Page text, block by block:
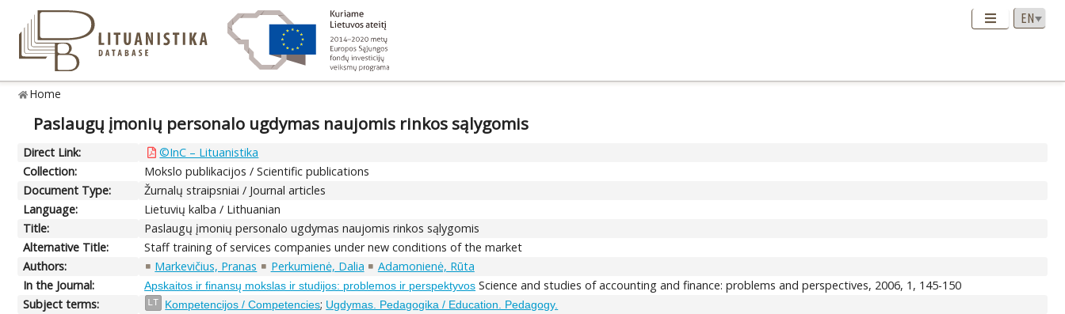
Home
Paslaugų įmonių personalo ugdymas naujomis rinkos sąlygomis
Direct Link:
©InC – Lituanistika
Collection:
Mokslo publikacijos / Scientific publications
Document Type:
Žurnalų straipsniai / Journal articles
Language:
Lietuvių kalba / Lithuanian
Title:
Paslaugų įmonių personalo ugdymas naujomis rinkos sąlygomis
Alternative Title:
Staff training of services companies under new conditions of the market
Authors:
Markevičius, Pranas Perkumienė, Dalia
Adamonienė, Rūta
In the Journal:
Apskaitos ir finansų mokslas ir studijos: problemos ir perspektyvos Science and studies of accounting and finance: problems and perspectives, 2006, 1, 145-150
Subject terms:
LT Kompetencijos / Competencies; Ugdymas. Pedagogika / Education. Pedagogy.